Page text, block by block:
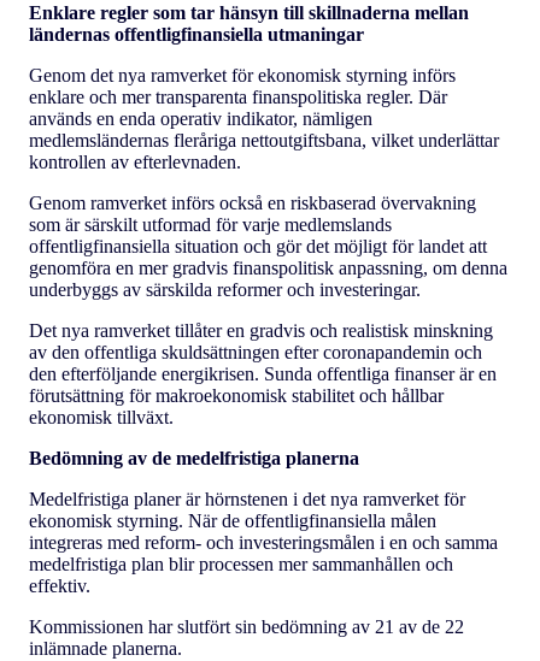
Enklare regler som tar hänsyn till skillnaderna mellan
ländernas offentligfinansiella utmaningar
Genom det nya ramverket för ekonomisk styrning införs
enklare och mer transparenta finanspolitiska regler. Där
används en enda operativ indikator, nämligen
medlemsländernas fleråriga nettoutgiftsbana, vilket underlättar
kontrollen av efterlevnaden.
Genom ramverket införs också en riskbaserad övervakning
som är särskilt utformad för varje medlemslands
offentligfinansiella situation och gör det möjligt för landet att
genomföra en mer gradvis finanspolitisk anpassning, om denna
underbyggs av särskilda reformer och investeringar.
Det nya ramverket tillåter en gradvis och realistisk minskning
av den offentliga skuldsättningen efter coronapandemin och
den efterföljande energikrisen. Sunda offentliga finanser är en
förutsättning för makroekonomisk stabilitet och hållbar
ekonomisk tillväxt.
Bedömning av de medelfristiga planerna
Medelfristiga planer är hörnstenen i det nya ramverket för
ekonomisk styrning. När de offentligfinansiella målen
integreras med reform- och investeringsmålen i en och samma
medelfristiga plan blir processen mer sammanhållen och
effektiv.
Kommissionen har slutfört sin bedömning av 21 av de 22
inlämnade planerna.